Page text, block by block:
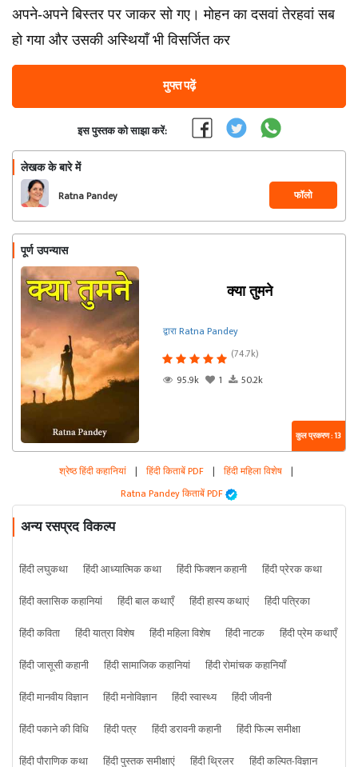
अपने-अपने बिस्तर पर जाकर सो गए। मोहन का दसवां तेरहवां सब
हो गया और उसकी अस्थियाँ भी विसर्जित कर
मुफ्त पढ़ें
इस पुस्तक को साझा करें:
लेखक के बारे में
Ratna Pandey फॉलो
पूर्ण उपन्यास
क्या तुमने
द्वारा Ratna Pandey
(74.7k)
95.9k
1 50.2k
कुल प्रकरण : 13
श्रेष्ठ हिंदी कहानियां | हिंदी किताबें PDF | हिंदी महिला विशेष |
Ratna Pandey किताबें PDF
अन्य रसप्रद विकल्प
हिंदी लघुकथा हिंदी आध्यात्मिक कथा हिंदी फिक्शन कहानी
हिंदी प्रेरक कथा
हिंदी क्लासिक कहानियां
हिंदी बाल कथाएँ हिंदी हास्य कथाएं
हिंदी पत्रिका
हिंदी कविता
हिंदी यात्रा विशेष हिंदी महिला विशेष हिंदी नाटक
हिंदी प्रेम कथाएँ
हिंदी जासूसी कहानी
हिंदी सामाजिक कहानियां
हिंदी रोमांचक कहानियाँ
हिंदी मानवीय विज्ञान
हिंदी मनोविज्ञान हिंदी स्वास्थ्य
हिंदी जीवनी
हिंदी पकाने की विधि
हिंदी पत्र हिंदी डरावनी कहानी
हिंदी फिल्म समीक्षा
हिंदी पौराणिक कथा
हिंदी पुस्तक समीक्षाएं हिंदी थ्रिलर हिंदी कल्पित-विज्ञान